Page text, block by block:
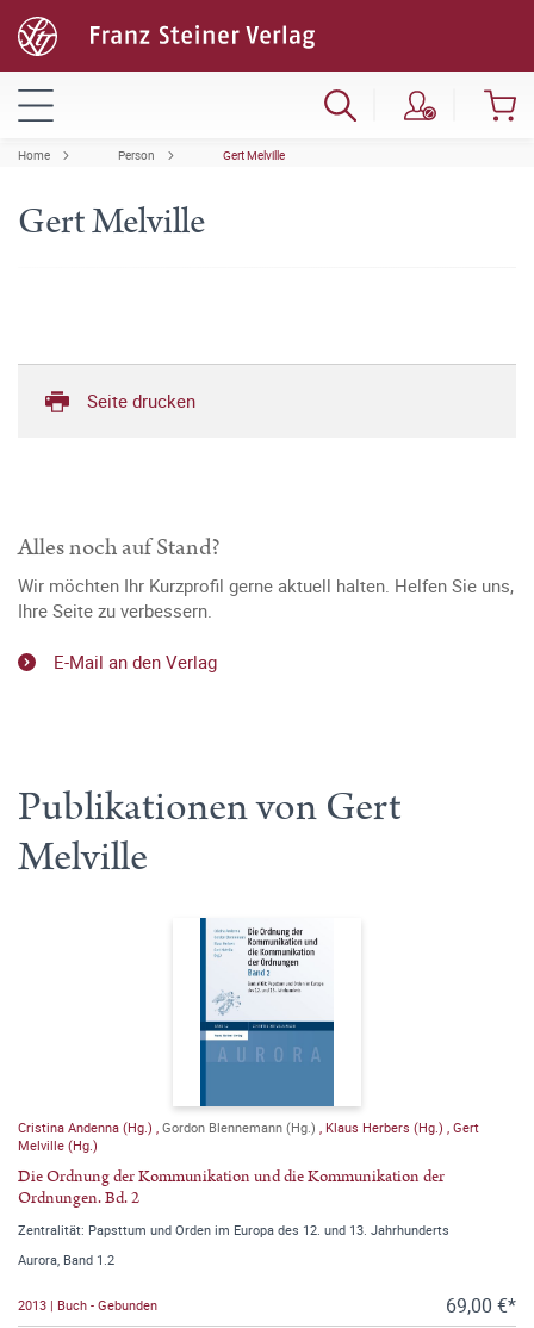
Home Person Gert Melville
Gert Melville
Seite drucken
Alles noch auf Stand?
Wir möchten Ihr Kurzprofil gerne aktuell halten. Helfen Sie uns,
Ihre Seite zu verbessern.
E-Mail an den Verlag
Publikationen von Gert
Melville
Cristina Andenna (Hg.) Gordon Blennemann (Hg.) Klaus Herbers (Hg.) Gert
Melville (Hg.)
Die Ordnung der Kommunikation und die Kommunikation der
Ordnungen. Bd. 2
Zentralität: Papsttum und Orden im Europa des 12. und 13. Jahrhunderts
Aurora, Band 1.2
2013 | Buch - Gebunden 69,00 €*